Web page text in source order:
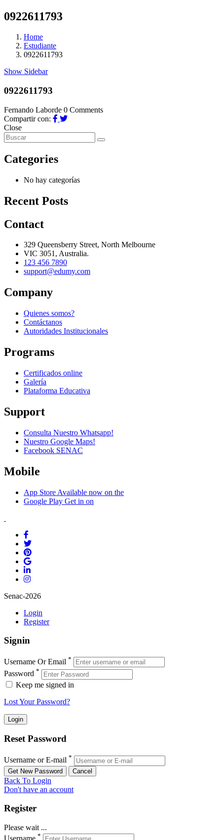
0922611793
Home
Estudiante
0922611793
Show Sidebar
0922611793
Fernando Laborde 0 Comments
Compartir con:
Close
Categories
No hay categorías
Recent Posts
Contact
329 Queensberry Street, North Melbourne
VIC 3051, Australia.
123 456 7890
support@edumy.com
Company
Quienes somos?
Contáctanos
Autoridades Institucionales
Programs
Certificados online
Galería
Plataforma Educativa
Support
Consulta Nuestro Whatsapp!
Nuestro Google Maps!
Facebook SENAC
Mobile
App Store Available now on the
Google Play Get in on
Senac-2026
Login
Register
Signin
Username Or Email *
Password *
Keep me signed in
Lost Your Password?
Reset Password
Username or E-mail *
Back To Login
Don't have an account
Register
Please wait ...
*